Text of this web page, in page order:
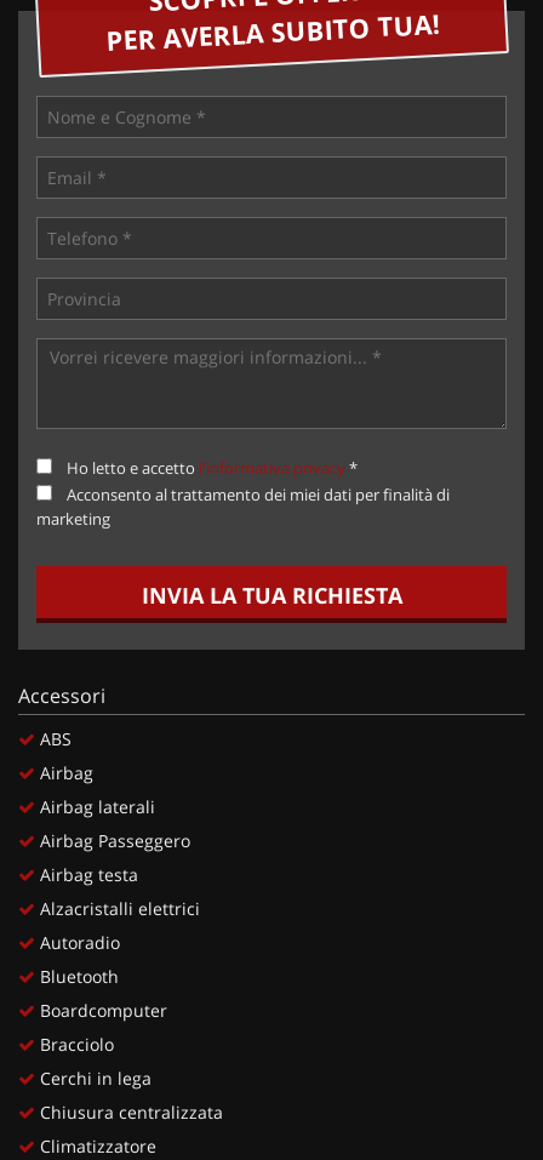
PER AVERLA SUBITO TUA!
Ho letto e accetto l'informativa privacy*
Acconsento al trattamento dei miei dati per finalità di
marketing
INVIA LA TUA RICHIESTA
Accessori
ABS
Airbag
Airbag laterali
Airbag Passeggero
Airbag testa
Alzacristalli elettrici
Autoradio
Bluetooth
Boardcomputer
Bracciolo
Cerchi in lega
Chiusura centralizzata
Climatizzatore